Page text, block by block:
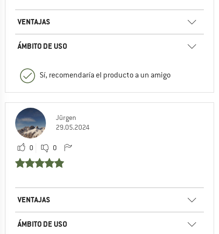
VENTAJAS
ÁMBITO DE USO
Sí, recomendaría el producto a un amigo
Jürgen
29.05.2024
0 0
VENTAJAS
ÁMBITO DE USO